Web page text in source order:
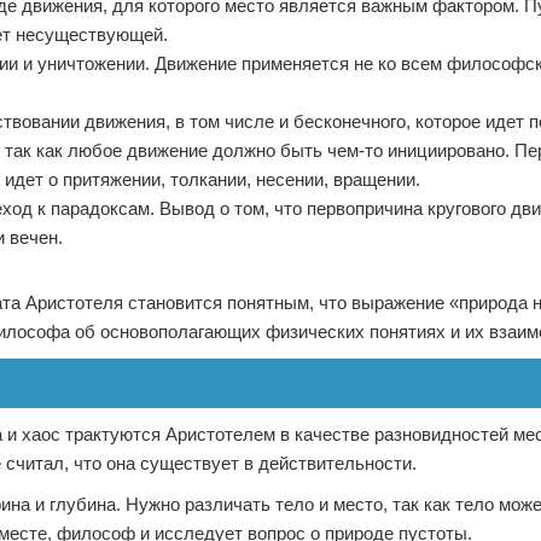
движения, для которого место является важным фактором.
несуществующей.
и уничтожении. Движение применяется не ко всем
движения, в том числе и бесконечного, которое идет
как любое движение должно быть чем-то инициировано.
о притяжении, толкании, несении, вращении.
к парадоксам. Вывод о том, что первопричина кругового
вечен.
Аристотеля становится понятным, что выражение «природа
об основополагающих физических понятиях и их
хаос трактуются Аристотелем в качестве разновидностей
что она существует в действительности.
и глубина. Нужно различать тело и место, так как тело
философ и исследует вопрос о природе пустоты.